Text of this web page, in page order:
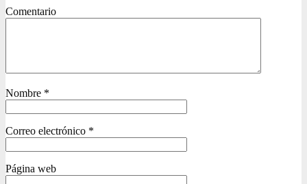
Comentario
Nombre *
Correo electrónico *
Página web